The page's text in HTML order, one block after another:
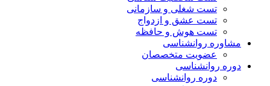
تست شغلی و سازمانی
تست عشق و ازدواج
تست هوش و حافظه
مشاوره روانشناسی
عضویت متخصصان
دوره روانشناسی
دوره روانشناسی